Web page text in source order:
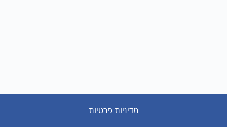
מדיניות פרטיות